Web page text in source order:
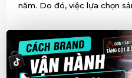
năm. Do đó, việc lựa chọn